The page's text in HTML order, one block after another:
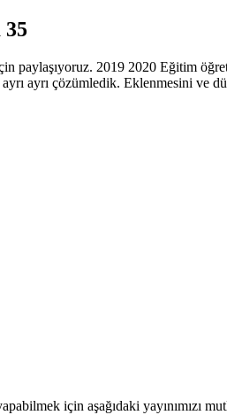
35
paylaşıyoruz. 2019 2020 Eğitim
ayrı çözümledik. Eklenmesini ve
için aşağıdaki yayınımızı